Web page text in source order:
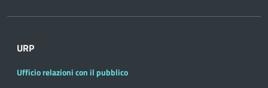
URP
Ufficio relazioni con il pubblico